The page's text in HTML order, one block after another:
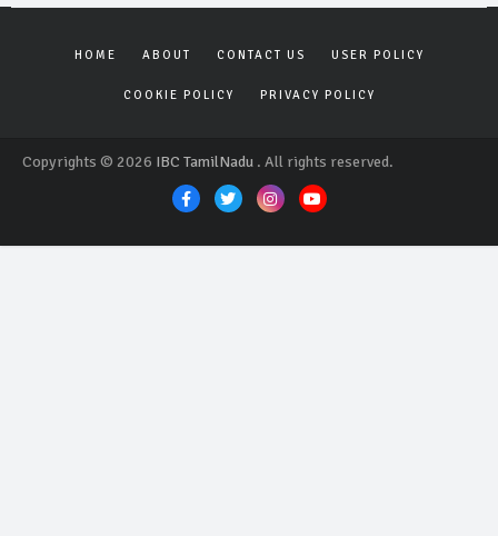
HOME ABOUT CONTACT US USER POLICY
COOKIE POLICY PRIVACY POLICY
Copyrights © 2026 IBC TamilNadu . All rights reserved.